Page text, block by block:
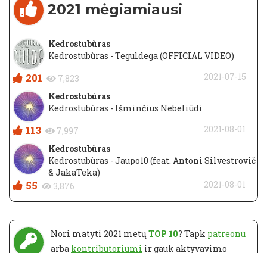
2021 mėgiamiausi
Kedrostubùras
Kedrostubùras - Teguldega (OFFICIAL VIDEO)
201 7,823
2021-07-15
Kedrostubùras
Kedrostubùras - Išminčius Nebeliūdi
113 7,997
2021-08-01
Kedrostubùras
Kedrostubùras - Jaupo10 (feat. Antoni Silvestrovič
& JakaTeka)
55 3,876 2021-08-01
Nori matyti 2021 metų TOP 10? Tapk patreonu
arba kontributoriumi ir gauk aktyvavimo